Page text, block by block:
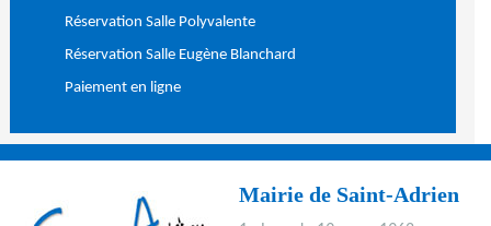
Réservation Salle Polyvalente
Réservation Salle Eugène Blanchard
Paiement en ligne
Mairie de Saint-Adrien